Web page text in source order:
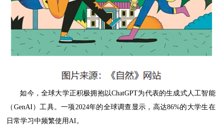
如今，全球大学正积极拥抱以ChatGPT为代表的生成式人工智能
（GenAI）工具。一项2024年的全球调查显示，高达86%的大学生在
日常学习中频繁使用AI。